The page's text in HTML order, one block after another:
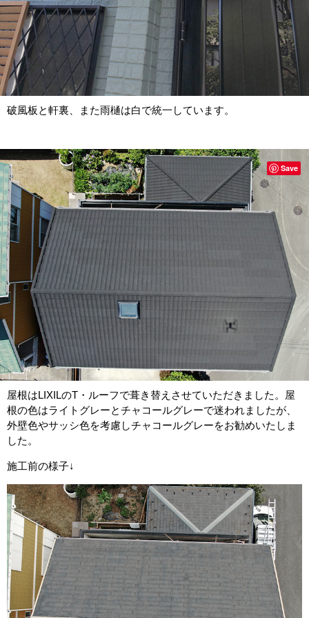
破風板と軒裏、また雨樋は白で統一しています。
屋根はLIXILのT・ルーフで葺き替えさせていただきました。屋
根の色はライトグレーとチャコールグレーで迷われましたが、
外壁色やサッシ色を考慮しチャコールグレーをお勧めいたしま
した。
施工前の様子↓
Save